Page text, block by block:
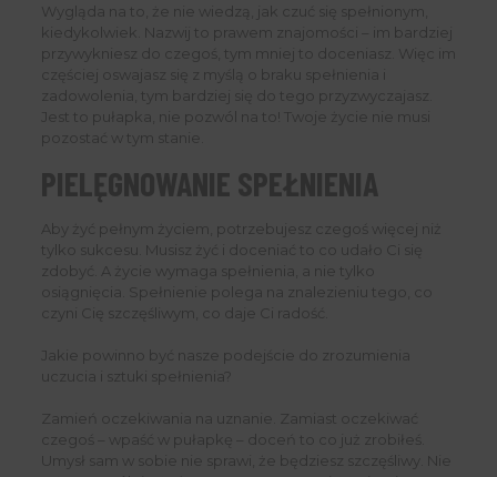
Wygląda na to, że nie wiedzą, jak czuć się spełnionym,
kiedykolwiek. Nazwij to prawem znajomości – im bardziej
przywykniesz do czegoś, tym mniej to doceniasz. Więc im
częściej oswajasz się z myślą o braku spełnienia i
zadowolenia, tym bardziej się do tego przyzwyczajasz.
Jest to pułapka, nie pozwól na to! Twoje życie nie musi
pozostać w tym stanie.
PIELĘGNOWANIE SPEŁNIENIA
Aby żyć pełnym życiem, potrzebujesz czegoś więcej niż
tylko sukcesu. Musisz żyć i doceniać to co udało Ci się
zdobyć. A życie wymaga spełnienia, a nie tylko
osiągnięcia. Spełnienie polega na znalezieniu tego, co
czyni Cię szczęśliwym, co daje Ci radość.
Jakie powinno być nasze podejście do zrozumienia
uczucia i sztuki spełnienia?
Zamień oczekiwania na uznanie. Zamiast oczekiwać
czegoś – wpaść w pułapkę – doceń to co już zrobiłeś.
Umysł sam w sobie nie sprawi, że będziesz szczęśliwy. Nie